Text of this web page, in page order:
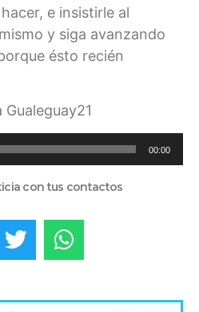
e insistirle al
y siga avanzando
ésto recién
00:00
con tus contactos